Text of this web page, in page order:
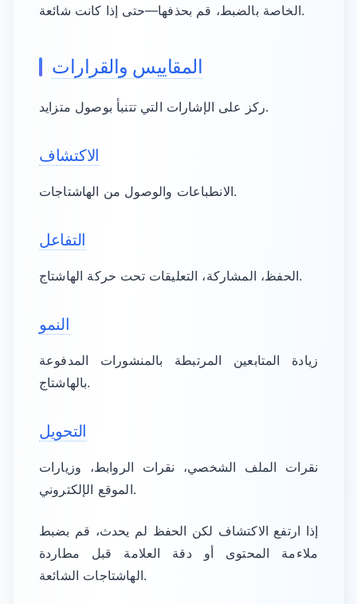
الخاصة بالضبط، قم بحذفها—حتى إذا كانت شائعة.
المقاييس والقرارات
ركز على الإشارات التي تتنبأ بوصول متزايد.
الاكتشاف
الانطباعات والوصول من الهاشتاجات.
التفاعل
الحفظ، المشاركة، التعليقات تحت حركة الهاشتاج.
النمو
زيادة المتابعين المرتبطة بالمنشورات المدفوعة
بالهاشتاج.
التحويل
نقرات الملف الشخصي، نقرات الروابط، وزيارات
الموقع الإلكتروني.
إذا ارتفع الاكتشاف لكن الحفظ لم يحدث، قم بضبط
ملاءمة المحتوى أو دقة العلامة قبل مطاردة
الهاشتاجات الشائعة.